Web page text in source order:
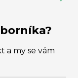
a my se vám